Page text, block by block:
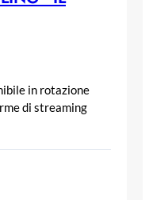
in rotazione
di streaming